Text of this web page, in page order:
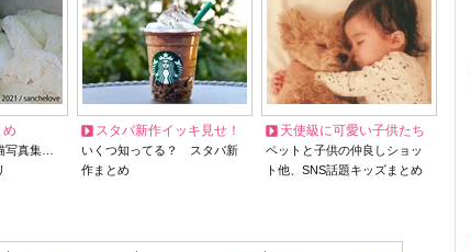
め
写真集…
スタバ新作イッキ見せ！
いくつ知ってる？ スタバ新
作まとめ
天使級に可愛い子供たち
ペットと子供の仲良しショッ
ト他、SNS話題キッズまとめ